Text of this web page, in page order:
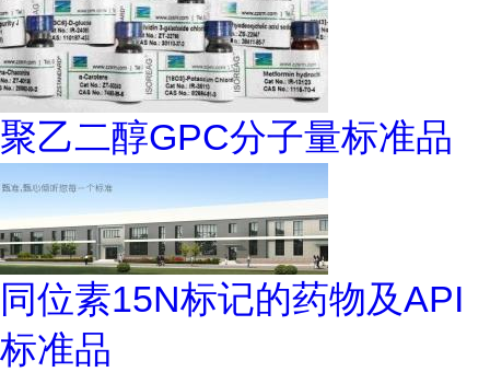
聚乙二醇GPC分子量标准品
同位素15N标记的药物及API
标准品